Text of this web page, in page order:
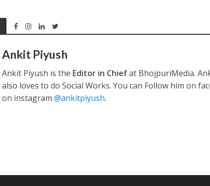
Ankit Piyush
Ankit Piyush is the Editor in Chiefat BhojpuriMedia.
also loves to do Social Works. You can Follow him on
on instagram@ankitpiyush.